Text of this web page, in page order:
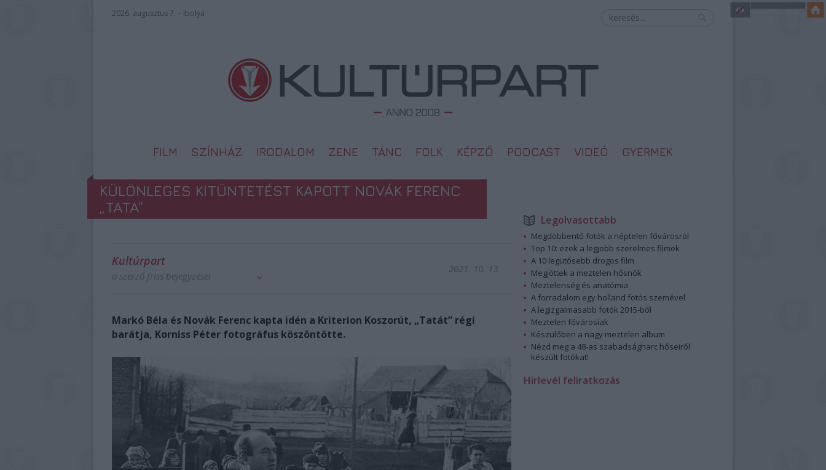
2026. augusztus 7. – Ibolya
FILM SZÍNHÁZ IRODALOM ZENE TÁNC FOLK KÉPZŐ PODCAST VIDEÓ GYERMEK
KÜLÖNLEGES KITÜNTETÉST KAPOTT NOVÁK FERENC
„TATA”
Kultúrpart
a szerző friss bejegyzései
2021. 10. 13.
Markó Béla és Novák Ferenc kapta idén a Kriterion Koszorút, „Tatát” régi
barátja, Korniss Péter fotográfus köszöntötte.
Legolvasottabb
Megdöbbentő fotók a néptelen fővárosról
Top 10: ezek a legjobb szerelmes filmek
A 10 legütősebb drogos film
Megjöttek a meztelen hősnők
Meztelenség és anatómia
A forradalom egy holland fotós szemével
A legizgalmasabb fotók 2015-ből
Meztelen fővárosiak
Készülőben a nagy meztelen album
Nézd meg a 48-as szabadságharc hőseiről
készült fotókat!
Hírlevél feliratkozás